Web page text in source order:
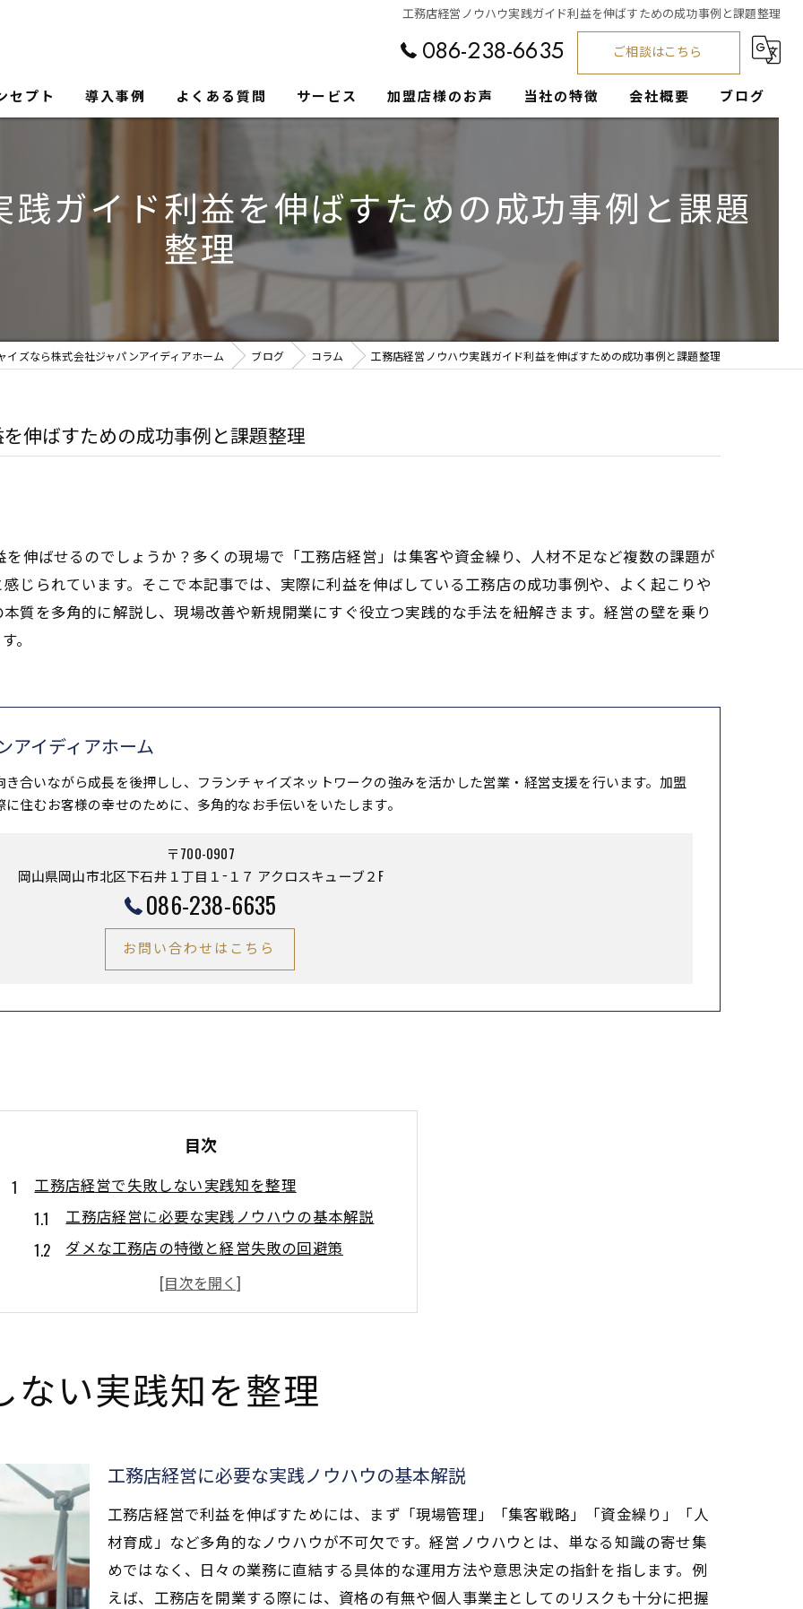
工務店経営ノウハウ実践ガイド利益を伸ばすための成功事例と課題整理
086-238-6635 ご相談はこちら
セプト 導入事例 よくある質問 サービス 加盟店様のお声 当社の特徴
集客支援
注文住宅
営業
会社概要 ブログ
ガイド利益を伸ばすための成功事例と課題
整理
イズなら株式会社ジャパンアイディアホーム ブログ コラム 工務店経営ノウハウ実践ガイド利益を伸ばすための成功事例と課題整理
伸ばすための成功事例と課題整理
伸ばせるのでしょうか？多くの現場で「工務店経営」は集客や資金繰り、人材不足など複数の課題が
じられています。そこで本記事では、実際に利益を伸ばしている工務店の成功事例や、よく起こりや
質を多角的に解説し、現場改善や新規開業にすぐ役立つ実践的な手法を紐解きます。経営の壁を乗り
。
アイディアホーム
合いながら成長を後押しし、フランチャイズネットワークの強みを活かした営業・経営支援を行います。加盟
住むお客様の幸せのために、多角的なお手伝いをいたします。
〒700-0907
岡山県岡山市北区下石井１丁目１−１７ アクロスキューブ２F
086-238-6635
お問い合わせはこちら
目次
工務店経営で失敗しない実践知を整理
工務店経営に必要な実践ノウハウの基本解説
ダメな工務店の特徴と経営失敗の回避策
工務店経営の本質を見極める現場視点の重要性
経営状況を調べる際のポイントと実務チェック
利益増を目指す工務店経営の最新術
工務店経営の利益率アップ実践テクニック
工務店経営で重視すべきコスト管理術
最新トレンドを取り入れた経営改善の実例
工務店経営を支える資金繰りと効率化
資格や資本金など開業要件を徹底解説
工務店経営に必要な資格と開業要件の整理
ない実践知を整理
工務店経営に必要な実践ノウハウの基本解説
工務店経営で利益を伸ばすためには、まず「現場管理」「集客戦略」「資金繰り」「人
材育成」など多角的なノウハウが不可欠です。経営ノウハウとは、単なる知識の寄せ集
めではなく、日々の業務に直結する具体的な運用方法や意思決定の指針を指します。例
えば、工務店を開業する際には、資格の有無や個人事業主としてのリスクも十分に把握